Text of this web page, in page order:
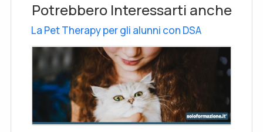
Potrebbero Interessarti anche
La Pet Therapy per gli alunni con DSA